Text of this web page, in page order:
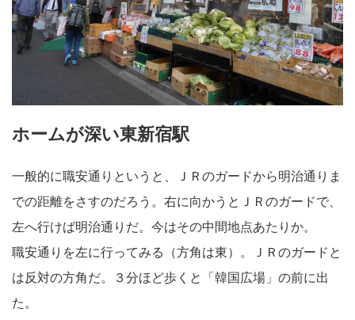
ホームが深い東新宿駅
一般的に職安通りというと、ＪＲのガードから明治通りま
での距離をさすのだろう。右に向かうとＪＲのガードで、
左へ行けば明治通りだ。今はその中間地点あたりか。
職安通りを左に行ってみる（方角は東）。ＪＲのガードと
は反対の方角だ。３分ほど歩くと「韓国広場」の前に出
た。